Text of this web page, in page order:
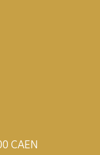
CAEN